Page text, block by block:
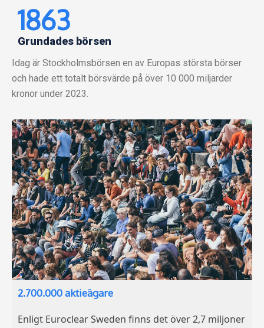
1863
Grundades börsen
Idag är Stockholmsbörsen en av Europas största börser
och hade ett totalt börsvärde på över 10 000 miljarder
kronor under 2023.
2.700.000 aktieägare
Enligt Euroclear Sweden finns det över 2,7 miljoner